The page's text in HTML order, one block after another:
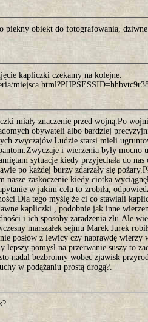
piękny obiekt do fotografowania,
kapliczki czekamy na kolejne.
miały znaczenie przed wojną.Po
obywateli albo bardziej
zwyczajów.Ludzie starsi mieli
i wierzenia były mocno
sytuacje kiedy przyjechała do
po każdej burzy zdarzały się
nasze zaskoczenie kiedy ciotka
w jakim celu to zrobiła,
tego myślę że ci co stawiali
kapliczki , podobnie jak inne
i ich sposoby zaradzenia złu.Ale
marszałek sejmu Marek Jurek
posłów z lewicy czy naprawdę wierzy
pomysł na przerwanie suszy to
nadal bezbronny wobec zjawisk
w podążaniu prostą drogą?.